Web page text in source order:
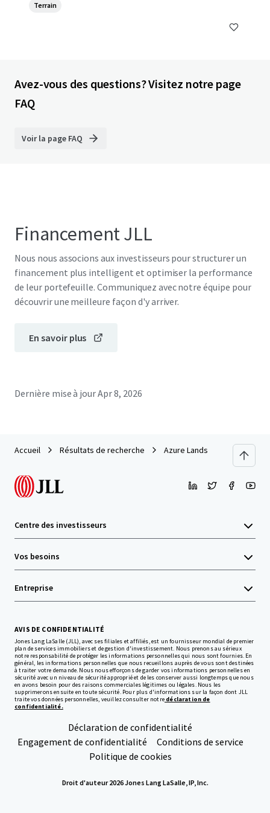
Terrain
Avez-vous des questions? Visitez notre page
FAQ
Voir la page FAQ
Financement JLL
Nous nous associons aux investisseurs pour structurer un
financement plus intelligent et optimiser la performance
de leur portefeuille. Communiquez avec notre équipe pour
découvrir une meilleure façon d'y arriver.
En savoir plus
Dernière mise à jourApr 8, 2026
Accueil Résultats de recherche Azure Lands
Centre des investisseurs
Vos besoins
Entreprise
AVIS DE CONFIDENTIALITÉ
Jones Lang LaSalle (JLL), avec ses filiales et affiliés, est un fournisseur mondial de premier
plan de services immobiliers et de gestion d'investissement. Nous prenons au sérieux
notre responsabilité de protéger les informations personnelles qui nous sont fournies. En
général, les informations personnelles que nous recueillons auprès de vous sont destinées
à traiter votre demande. Nous nous efforçons de garder vos informations personnelles en
sécurité avec un niveau de sécurité approprié et de les conserver aussi longtemps que nous
en avons besoin pour des raisons commerciales légitimes ou légales. Nous les
supprimerons ensuite en toute sécurité. Pour plus d'informations sur la façon dont JLL
traite vos données personnelles, veuillez consulter notredéclaration de
confidentialité.
Déclaration de confidentialité
Engagement de confidentialité
Conditions de service
Politique de cookies
Droit d'auteur 2026 Jones Lang LaSalle, IP, Inc.